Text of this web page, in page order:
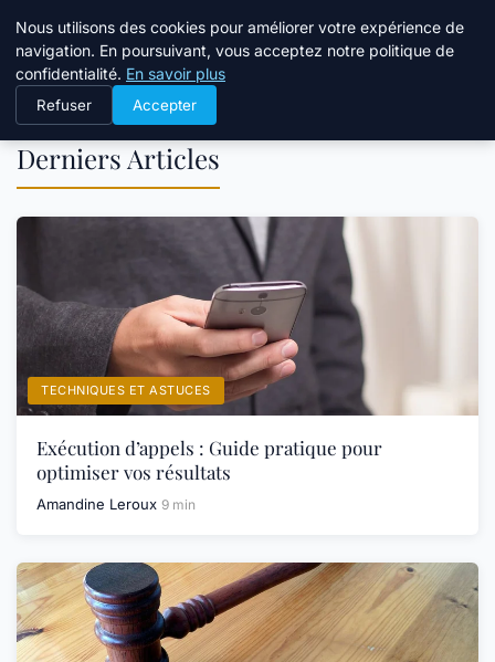
Bible Telemarketing
Derniers Articles
TECHNIQUES ET ASTUCES
Exécution d’appels : Guide pratique pour
optimiser vos résultats
Amandine Leroux 9 min
Nous utilisons des cookies pour améliorer votre expérience de
navigation. En poursuivant, vous acceptez notre politique de
confidentialité. En savoir plus
Refuser Accepter